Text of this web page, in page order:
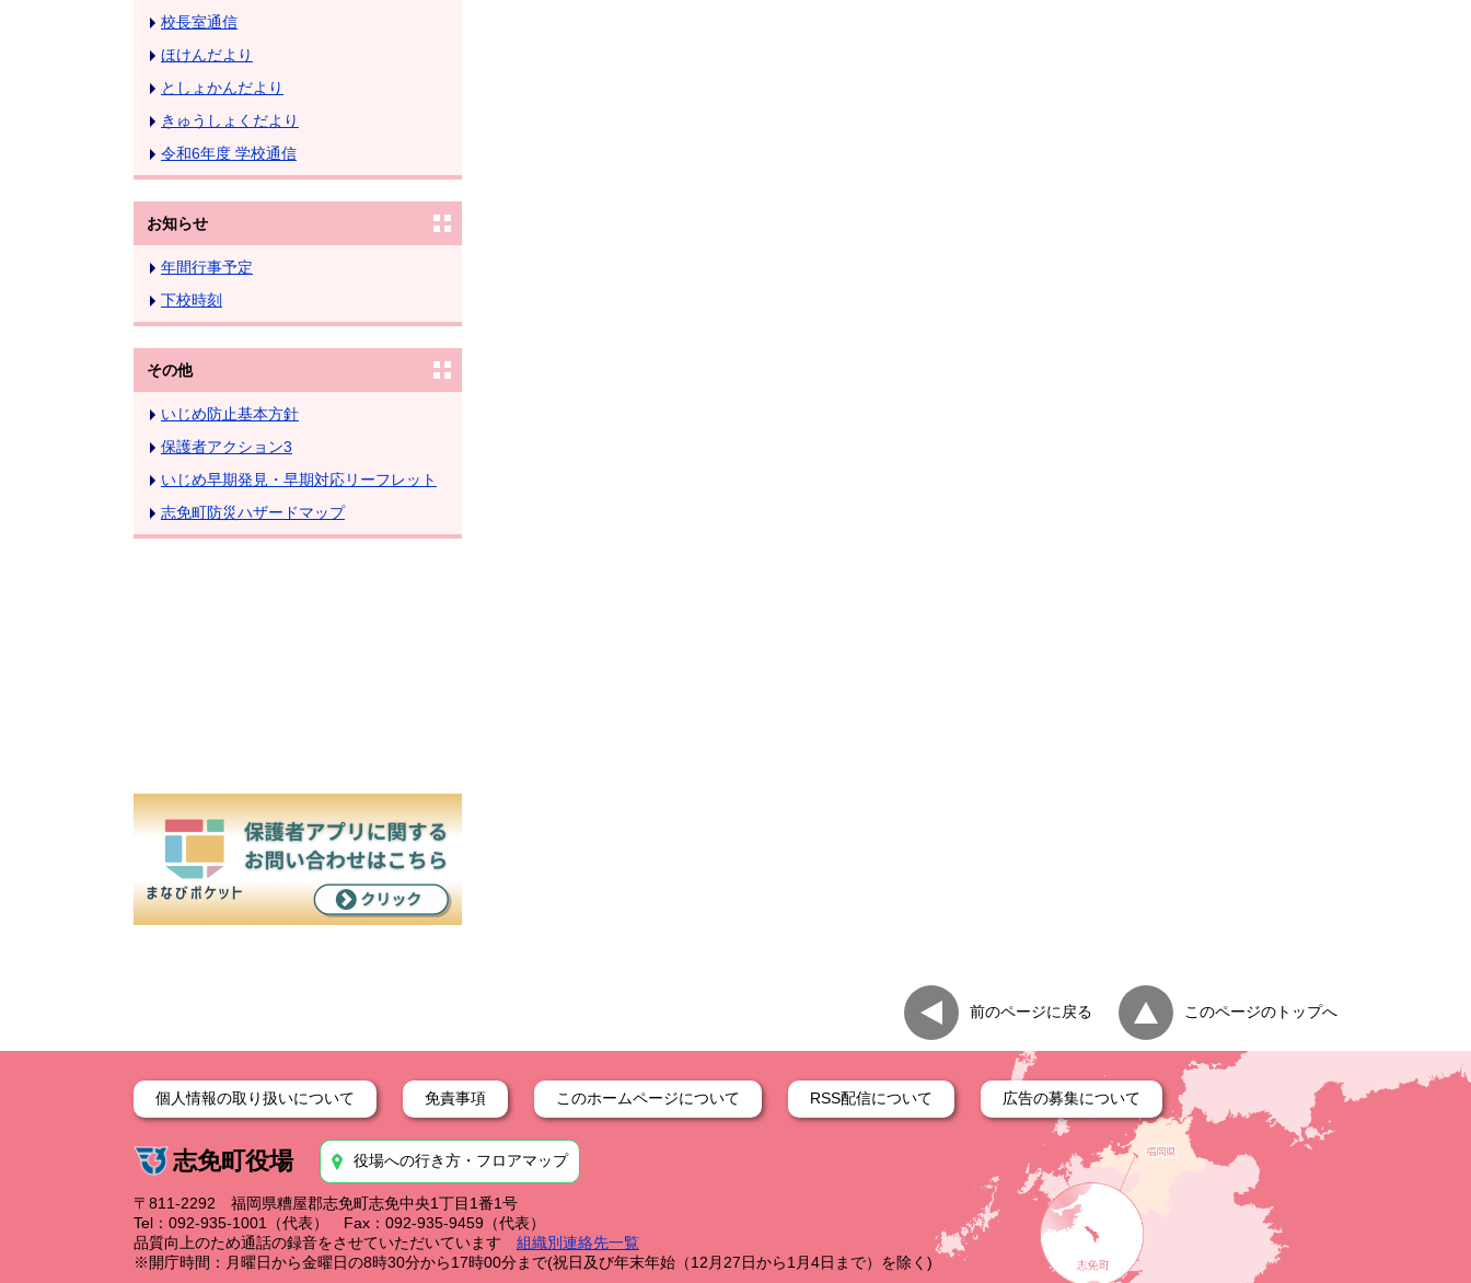
校長室通信
ほけんだより
としょかんだより
きゅうしょくだより
令和6年度 学校通信
お知らせ
年間行事予定
下校時刻
その他
いじめ防止基本方針
保護者アクション3
いじめ早期発見・早期対応リーフレット
志免町防災ハザードマップ
前のページに戻る このページのトップへ
個人情報の取り扱いについて 免責事項 このホームページについて RSS配信について 広告の募集について
志免町役場 役場への行き方・フロアマップ
〒811-2292 福岡県糟屋郡志免町志免中央1丁目1番1号
Tel：092-935-1001（代表） Fax：092-935-9459（代表）
品質向上のため通話の録音をさせていただいています
組織別連絡先一覧
※開庁時間：月曜日から金曜日の8時30分から17時00分まで(祝日及び年末年始（12月27日から1月4日まで）を除く)